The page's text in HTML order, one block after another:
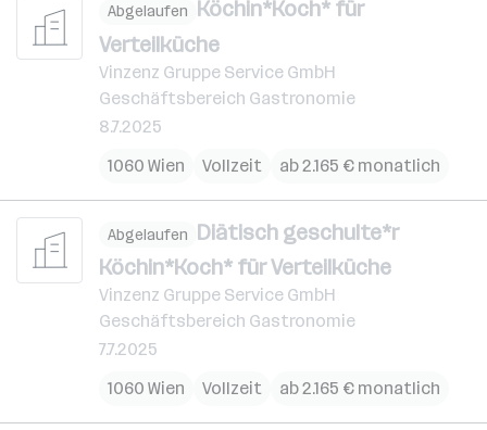
Abgelaufen Köchin*Koch* für
Verteilküche
Vinzenz Gruppe Service GmbH
Geschäftsbereich Gastronomie
8.7.2025
1060 Wien
Vollzeit ab 2.165 € monatlich
Abgelaufen Diätisch geschulte*r
Köchin*Koch* für Verteilküche
Vinzenz Gruppe Service GmbH
Geschäftsbereich Gastronomie
7.7.2025
1060 Wien
Vollzeit ab 2.165 € monatlich